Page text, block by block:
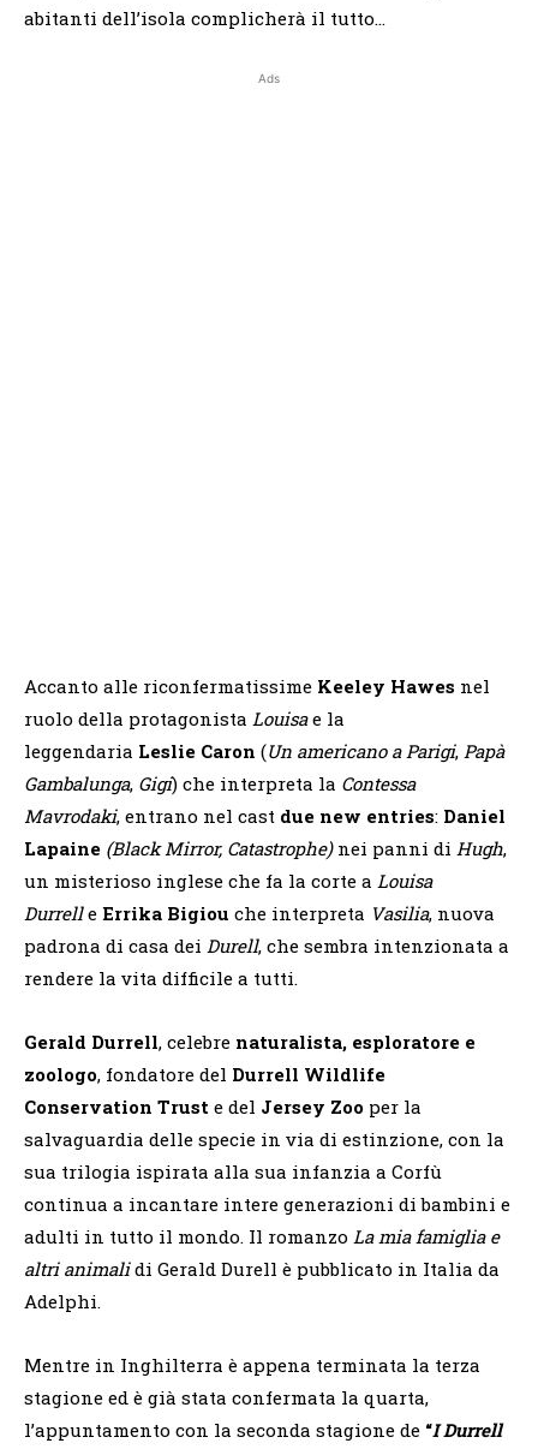
abitanti dell’isola complicherà il tutto…
Ads
Accanto alle riconfermatissime Keeley Hawes nel
ruolo della protagonista Louisae la
leggendaria Leslie Caron (Un americano a Parigi, Papà
Gambalunga, Gigi) che interpreta la Contessa
Mavrodaki, entrano nel cast due new entries: Daniel
Lapaine (Black Mirror, Catastrophe)nei panni di Hugh,
un misterioso inglese che fa la corte a Louisa
Durrelle Errika Bigiou che interpreta Vasilia, nuova
padrona di casa dei Durell, che sembra intenzionata a
rendere la vita difficile a tutti.
Gerald Durrell, celebre naturalista, esploratore e
zoologo, fondatore del Durrell Wildlife
Conservation Trust e del Jersey Zoo per la
salvaguardia delle specie in via di estinzione, con la
sua trilogia ispirata alla sua infanzia a Corfù
continua a incantare intere generazioni di bambini e
adulti in tutto il mondo. Il romanzo La mia famiglia e
altri animalidi Gerald Durell è pubblicato in Italia da
Adelphi.
Mentre in Inghilterra è appena terminata la terza
stagione ed è già stata confermata la quarta,
l’appuntamento con la seconda stagione de “I Durrell